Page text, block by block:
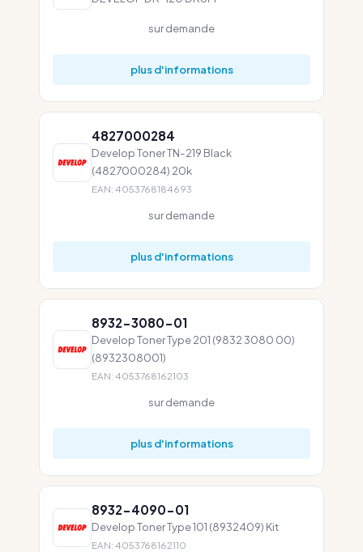
sur demande
plus d'informations
4827000284
Develop Toner TN-219 Black
(4827000284) 20k
EAN: 4053768184693
sur demande
plus d'informations
8932-3080-01
Develop Toner Type 201 (9832 3080 00)
(8932308001)
EAN: 4053768162103
sur demande
plus d'informations
8932-4090-01
Develop Toner Type 101 (8932409) Kit
EAN: 4053768162110